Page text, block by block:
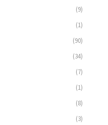
(9)
(1)
(90)
(34)
(7)
(1)
(8)
(3)